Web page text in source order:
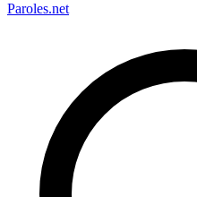
Paroles.net